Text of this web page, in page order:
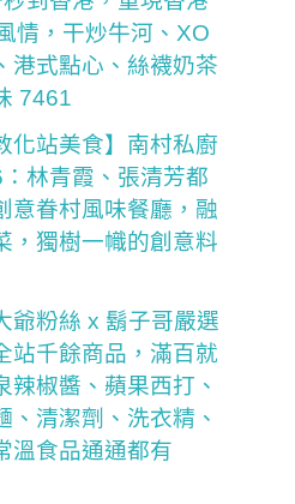
情，干炒牛河、XO
港式點心、絲襪奶茶
7461
化站美食】南村私廚
林青霞、張清芳都
意眷村風味餐廳，融
，獨樹一幟的創意料
爺粉絲 x 鬍子哥嚴選
站千餘商品，滿百就
辣椒醬、蘋果西打、
、清潔劑、洗衣精、
溫食品通通都有